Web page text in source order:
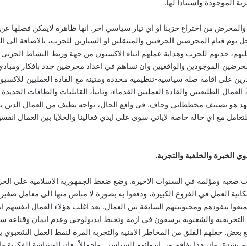
الموجودة واستناداً لها.
من اختراع حزبنا او اي تيار سياسي اخر. انها ظاهرة لايمكن فصلها
يوم قيام المحرضين الحرفيين والمتنقلين او السيارين للحزب، بالاضافة الى
جذبهم للحزب وهداية عملهم اثناء الاكسيون من جهة وربط النشاط
الموجودين والواقعيين وان نساهم في اعداد محرضين جدد بافكار
على اقامة صلة سياسية-تنظيمية محددة ومتينة مع القادة العمليين
الطليعيين والقادة العمليين القدماء، وثانياً، القابليات والطاقات
هو تصنيف مخططاتي وجاف. في واقع الحال، نواجه بطيف من العمال الذين
مع اي حالة خاصة لاياتي سوى على ايدي فعالينا والخلايا بين العمال
الخبرة والخلفية والتجربة.
صعبة ومؤلمة في السنوات الاخيرة. وضع ضغط الجمهورية الاسلامية على
العمل في الفروع الكبيرة، ودفعوا به بصورة لا مناص منها الى معامل
بنفوذهم ومحبوبيتهم السابقة بين العمال. يعد اغلب هؤلاء العمال
التحريفية والشعبوية يرسفون في ازمة وتخبط ايديولوجي وعدم ايمان وقناعة
بعض. جعلهم القلق من المخاطر الامنية والتجربة المرة لنمط العمل